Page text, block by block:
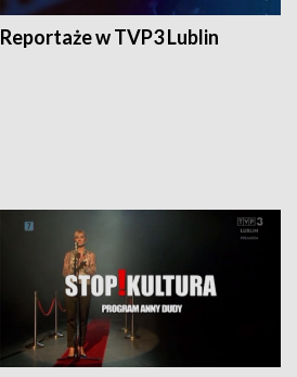
Reportaże w TVP3 Lublin